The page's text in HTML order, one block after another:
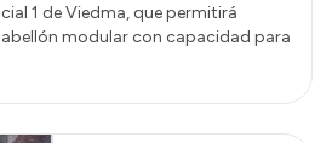
1 de Viedma, que permitirá
modular con capacidad para